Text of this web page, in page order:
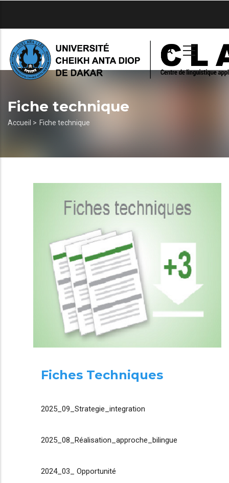
principal
Fiche technique
Fil
Accueil > Fiche technique
Fiches Techniques
2025_09_Strategie_integration
2025_08_Réalisation_approche_bilingue
2024_03_ Opportunité